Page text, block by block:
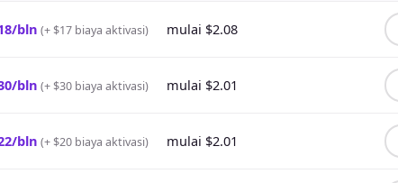
bln (+ $17 biaya aktivasi) mulai $2.08
bln (+ $30 biaya aktivasi) mulai $2.01
bln (+ $20 biaya aktivasi) mulai $2.01